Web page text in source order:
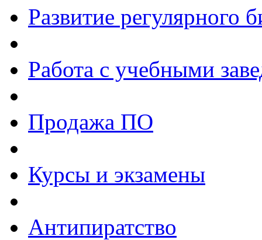
Развитие регулярного
Работа с учебными
Продажа ПО
Курсы и экзамены
Антипиратство